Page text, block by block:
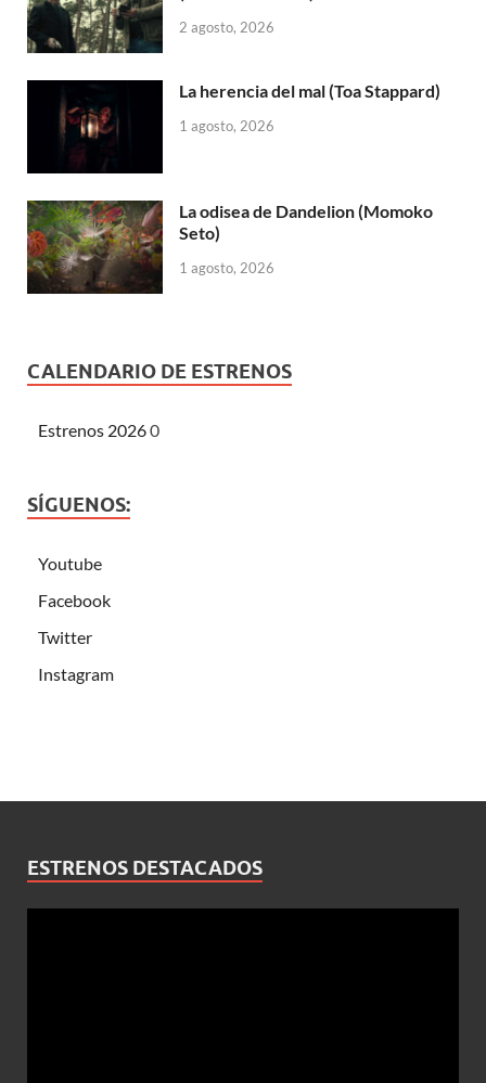
2 agosto, 2026
La herencia del mal (Toa Stappard)
1 agosto, 2026
La odisea de Dandelion (Momoko
Seto)
1 agosto, 2026
CALENDARIO DE ESTRENOS
Estrenos 20260
SÍGUENOS:
Youtube
Facebook
Twitter
Instagram
ESTRENOS DESTACADOS